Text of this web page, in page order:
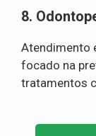
8.
Atendimento
focado na
tratamentos